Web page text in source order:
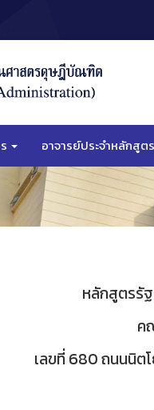
อาจารย์ประจำหลักสูตร
หลักสูตรรั
ค
เลขที่ 680 ถนนนิต